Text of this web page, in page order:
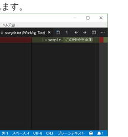
す。